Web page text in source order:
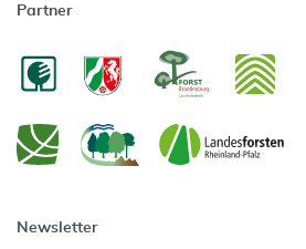
Partner
Newsletter